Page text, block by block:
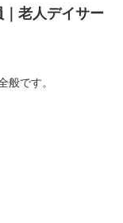
老人デイサー
です。